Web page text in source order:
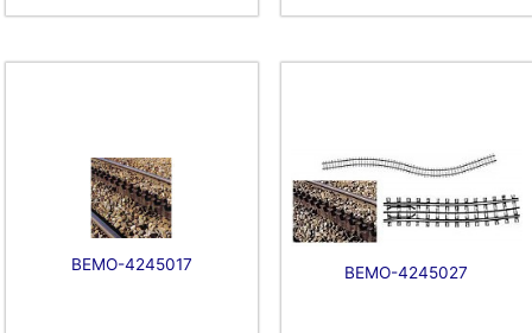
BEMO-4245017 BEMO-4245027